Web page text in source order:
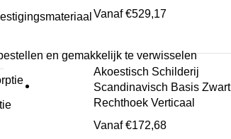
en gemakkelijk te verwisselen
Vanaf€529,17
Akoestisch Schilderij
Scandinavisch Basis Zwart
Rechthoek Verticaal
Vanaf€172,68